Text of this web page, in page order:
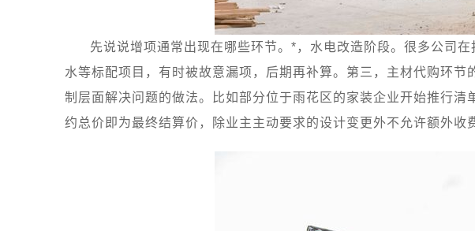
先说说增项通常出现在哪些环节。*，水电改造阶段。很多公司
水等标配项目，有时被故意漏项，后期再补算。第三，主材代购环
制层面解决问题的做法。比如部分位于雨花区的家装企业开始推行
约总价即为最终结算价，除业主主动要求的设计变更外不允许额外